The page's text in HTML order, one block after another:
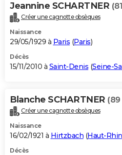
Jeannine SCHARTNER
Créer une cagnotte obsèques
Naissance
29/05/1929 à Paris (Paris)
Décès
15/11/2010 à Saint-Denis (Seine-
Blanche SCHARTNER (89
Créer une cagnotte obsèques
Naissance
16/02/1921 à Hirtzbach (Haut-Rhin
Décès